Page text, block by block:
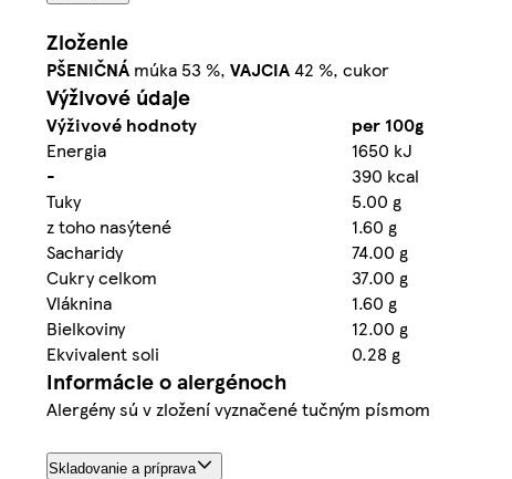
Zloženie
PŠENIČNÁ múka 53 %, VAJCIA42 %, cukor
Výživové údaje
Výživové hodnoty per 100g
Energia
1650 kJ
-
390 kcal
Tuky
5.00 g
z toho nasýtené
1.60 g
Sacharidy
74.00 g
Cukry celkom
37.00 g
Vláknina
1.60 g
Bielkoviny
12.00 g
Ekvivalent soli
0.28 g
Informácie o alergénoch
Alergény sú v zložení vyznačené tučným písmom
Skladovanie a príprava